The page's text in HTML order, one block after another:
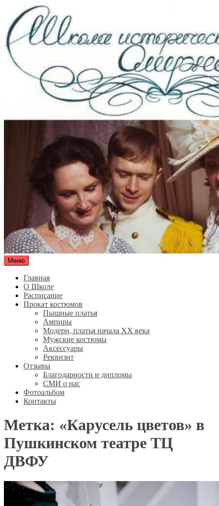
Перейти
содержимому
Olirna-vl.ru
Школа исторического танца "Олирна"
Меню
Главная
О Школе
Расписание
Прокат костюмов
Пышные платья
Ампиры
Модерн, платья начала XX века
Мужские костюмы
Аксессуары
Реквизит
Отзывы
Благодарности и дипломы
СМИ о нас
Фотоальбом
Контакты
Метка: «Карусель цветов» в
Пушкинском театре ТЦ
ДВФУ